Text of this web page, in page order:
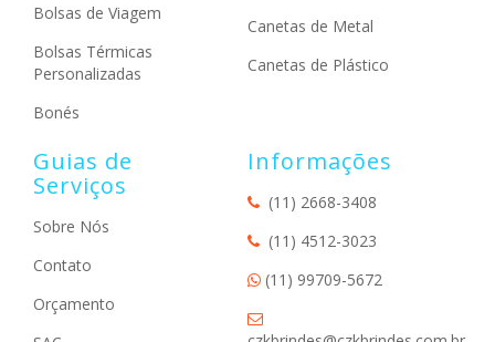
Bolsas de Viagem
Bolsas Térmicas
Personalizadas
Bonés
Canetas de Metal
Canetas de Plástico
Guias de
Serviços
Sobre Nós
Contato
Orçamento
Informações
(11) 2668-3408
(11) 4512-3023
(11) 99709-5672